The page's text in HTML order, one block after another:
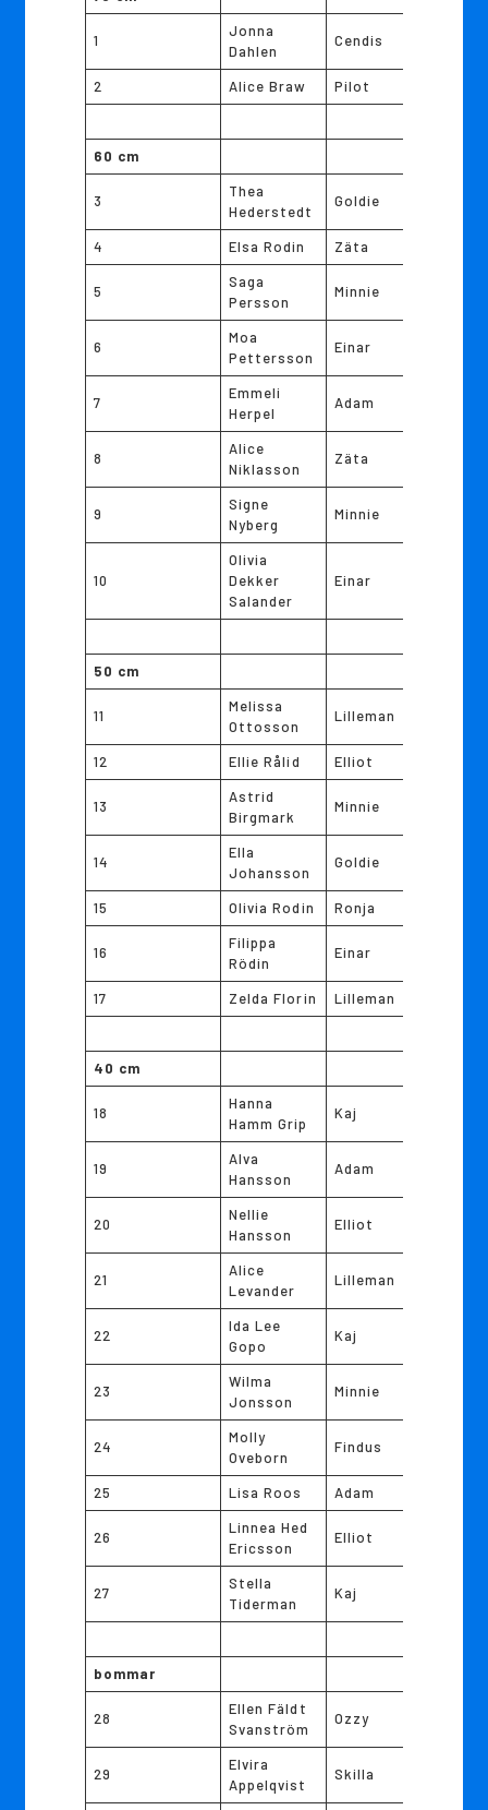
1
Jonna
Dahlen
Cendis
2 Alice Braw Pilot
60 cm
3
Thea
Hederstedt
Goldie
4 Elsa Rodin Zäta
5
Saga
Persson
Minnie
6
Moa
Pettersson
Einar
7
Emmeli
Herpel
Adam
8
Alice
Niklasson
Zäta
9
Signe
Nyberg
Minnie
10
Olivia
Dekker
Salander
Einar
50 cm
11
Melissa
Ottosson
Lilleman
12 Ellie Rålid Elliot
13
Astrid
Birgmark
Minnie
14
Ella
Johansson
Goldie
15 Olivia Rodin Ronja
16
Filippa
Rödin
Einar
17 Zelda Florin Lilleman
40 cm
18
Hanna
Hamm Grip
Kaj
19
Alva
Hansson
Adam
20
Nellie
Hansson
Elliot
21
Alice
Levander
Lilleman
22
Ida Lee
Gopo
Kaj
23
Wilma
Jonsson
Minnie
24
Molly
Oveborn
Findus
25 Lisa Roos Adam
26
Linnea Hed
Ericsson
Elliot
27
Stella
Tiderman
Kaj
bommar
28
Ellen Fäldt
Svanström
Ozzy
29
Elvira
Appelqvist
Skilla